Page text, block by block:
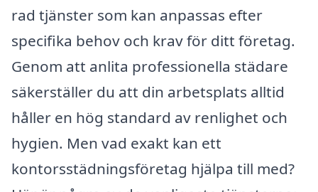
rad tjänster som kan anpassas efter
specifika behov och krav för ditt företag.
Genom att anlita professionella städare
säkerställer du att din arbetsplats alltid
håller en hög standard av renlighet och
hygien. Men vad exakt kan ett
kontorsstädningsföretag hjälpa till med?